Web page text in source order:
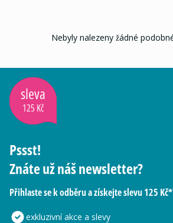
Nebyly nalezeny žádné
sleva
125 Kč
Pssst!
Znáte už náš newsletter?
Přihlaste se k odběru a získejte slevu 125
exkluzivní akce a slevy